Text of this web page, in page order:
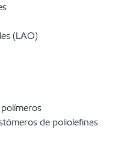
(LAO)
de poliolefinas